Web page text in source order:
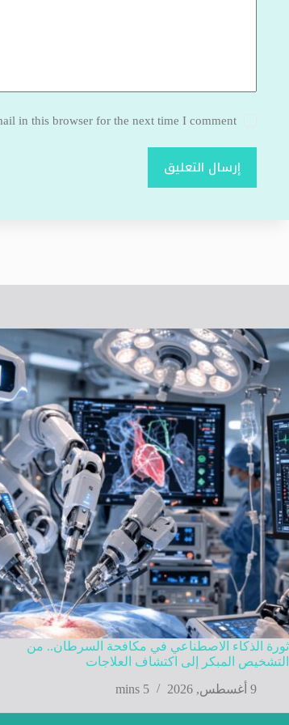
in this browser for the next time I comment.
إرسال التعليق
ثورة الذكاء الاصطناعي في مكافحة السرطان.. من
التشخيص المبكر إلى اكتشاف العلاجات
9 أغسطس, 2026
5 mins